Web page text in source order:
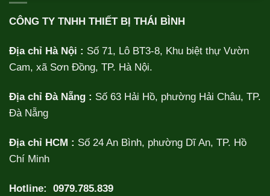
CÔNG TY TNHH THIẾT BỊ THÁI BÌNH
Địa chỉ Hà Nội : Số 71, Lô BT3-8, Khu biệt thự Vườn
Cam, xã Sơn Đồng, TP. Hà Nội.
Địa chỉ Đà Nẵng : Số 63 Hải Hồ, phường Hải Châu, TP.
Đà Nẵng
Địa chỉ HCM : Số 24 An Bình, phường Dĩ An, TP. Hồ
Chí Minh
Hotline: 0979.785.839